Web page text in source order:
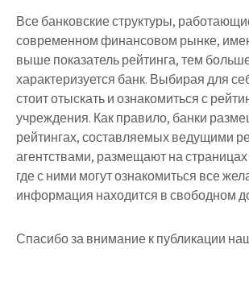
Все банковские структуры,
современном финансовом рынке,
выше показатель рейтинга, тем
характеризуется банк. Выбирая для
стоит отыскать и ознакомиться с
учреждения. Как правило, банки
рейтингах, составляемых ведущими
агентствами, размещают на страницах
где с ними могут ознакомиться все
информация находится в свободном
Спасибо за внимание к публикации